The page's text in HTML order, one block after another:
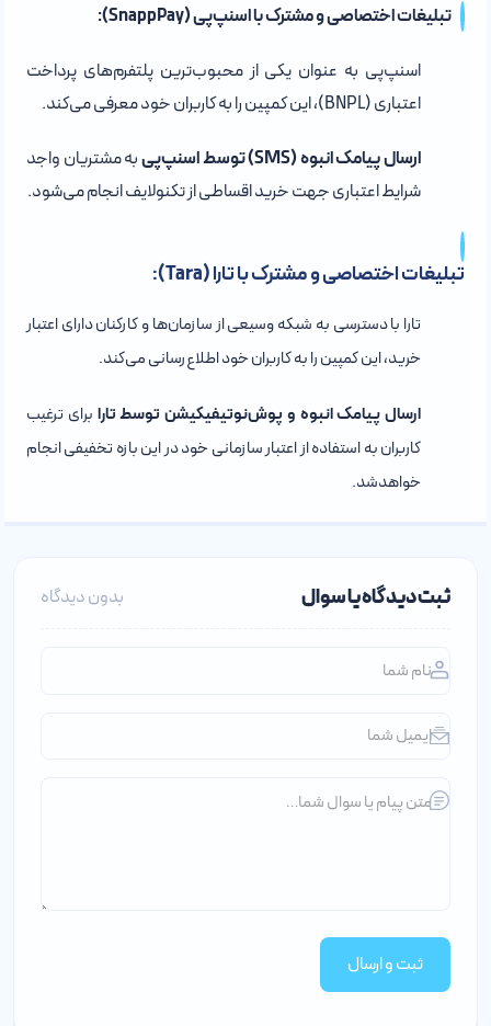
تبلیغات اختصاصی و مشترک با اسنپ‌پی (SnappPay):
اسنپ‌پی به عنوان یکی از محبوب‌ترین پلتفرم‌های پرداخت
اعتباری (BNPL)، این کمپین را به کاربران خود معرفی می‌کند.
ارسال پیامک انبوه (SMS) توسط اسنپ‌پی
به مشتریان واجد
شرایط اعتباری جهت خرید اقساطی از تکنولایف انجام می‌شود.
تبلیغات اختصاصی و مشترک با تارا (Tara):
تارا با دسترسی به شبکه وسیعی از سازما‌ن‌ها و کارکنان دارای اعتبار
خرید، این کمپین را به کاربران خود اطلاع‌رسانی می‌کند.
ارسال پیامک انبوه و پوش‌نوتیفیکیشن توسط تارا برای ترغیب
کاربران به استفاده از اعتبار سازمانی خود در این بازه تخفیفی انجام
خواهدشد.
ثبت دیدگاه یا سوال بدون دیدگاه
ثبت و ارسال